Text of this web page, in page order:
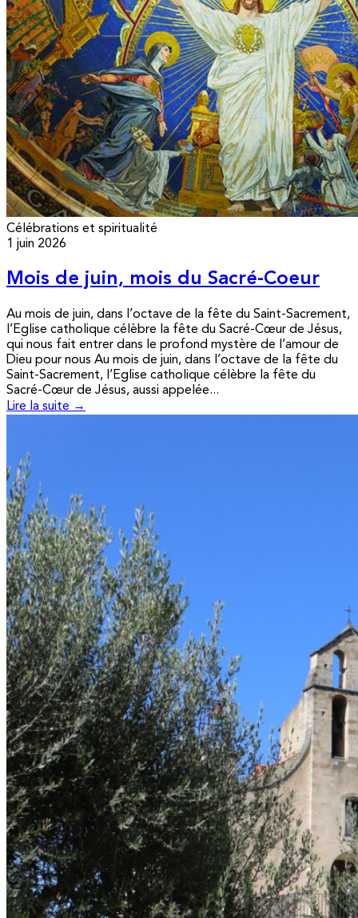
Célébrations et spiritualité
1 juin 2026
Mois de juin, mois du Sacré-Coeur
Au mois de juin, dans l’octave de la fête du Saint-Sacrement,
l’Eglise catholique célèbre la fête du Sacré-Cœur de Jésus,
qui nous fait entrer dans le profond mystère de l’amour de
Dieu pour nous Au mois de juin, dans l’octave de la fête du
Saint-Sacrement, l’Eglise catholique célèbre la fête du
Sacré-Cœur de Jésus, aussi appelée...
Lire la suite →